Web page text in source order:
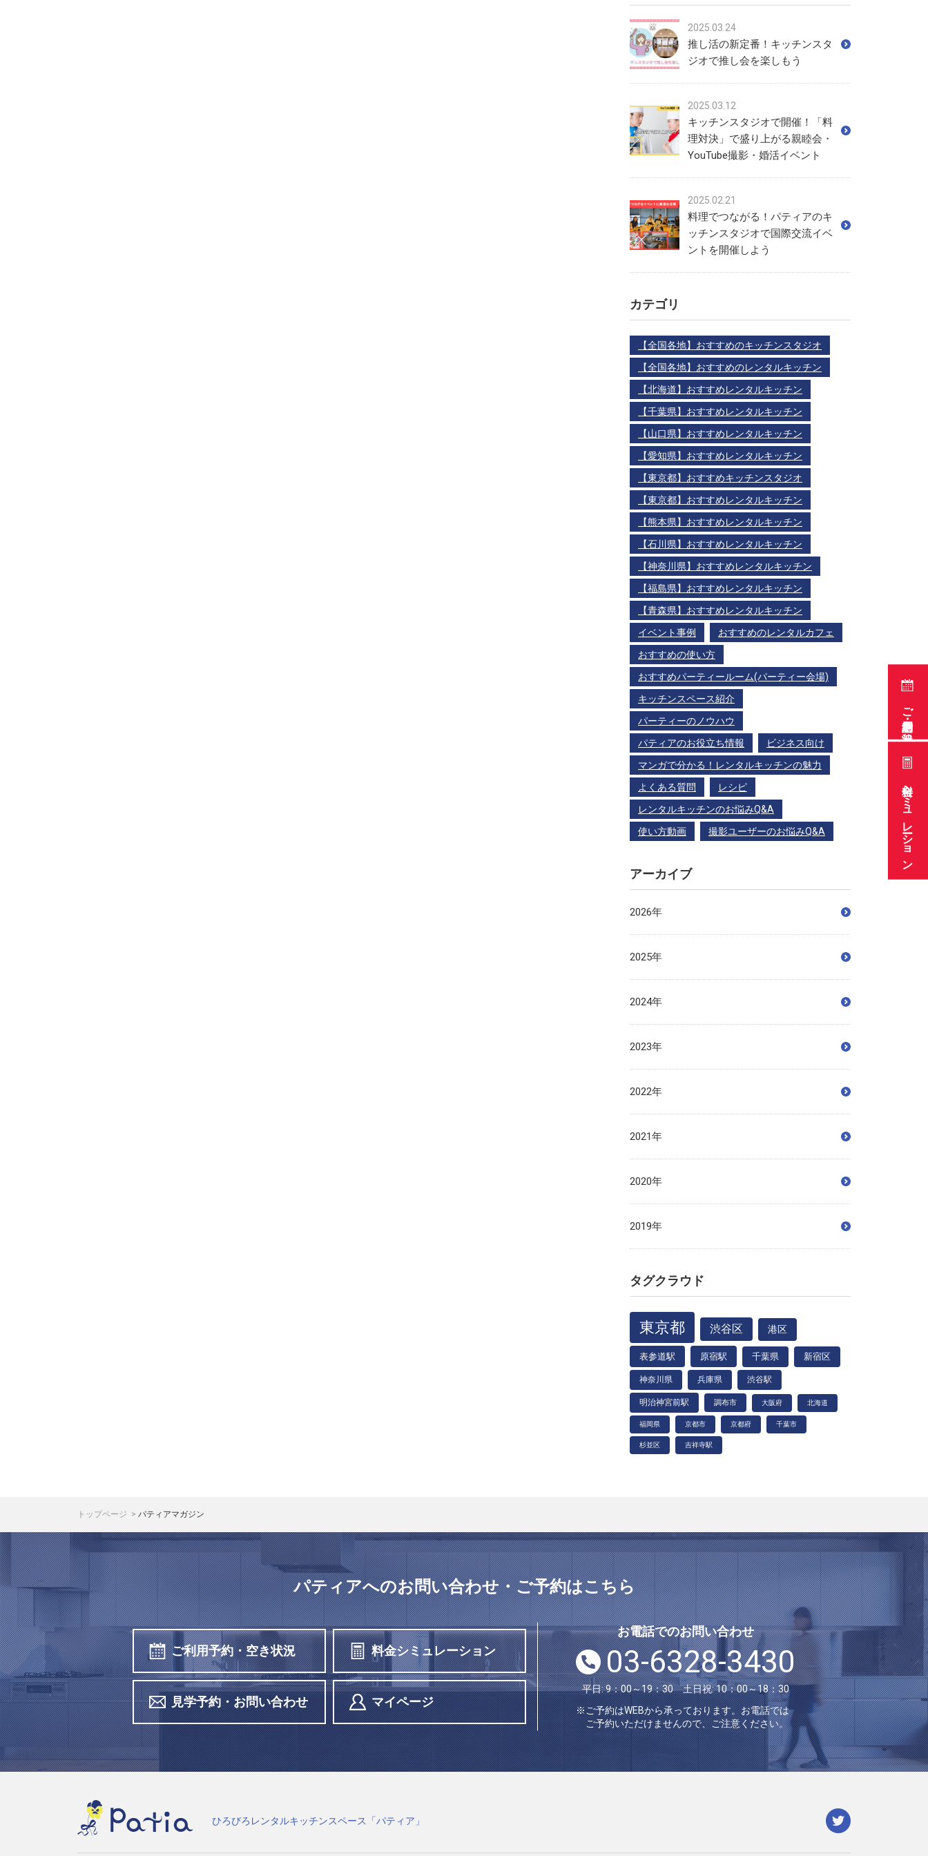
ご利用予約・空き状況
料金シミュレーション
2025.03.24
推し活の新定番！キッチンスタ
ジオで推し会を楽しもう
2025.03.12
キッチンスタジオで開催！「料
理対決」で盛り上がる親睦会・
YouTube撮影・婚活イベント
2025.02.21
料理でつながる！パティアのキ
ッチンスタジオで国際交流イベ
ントを開催しよう
カテゴリ
【全国各地】おすすめのキッチンスタジオ
【全国各地】おすすめのレンタルキッチン
【北海道】おすすめレンタルキッチン
【千葉県】おすすめレンタルキッチン
【山口県】おすすめレンタルキッチン
【愛知県】おすすめレンタルキッチン
【東京都】おすすめキッチンスタジオ
【東京都】おすすめレンタルキッチン
【熊本県】おすすめレンタルキッチン
【石川県】おすすめレンタルキッチン
【神奈川県】おすすめレンタルキッチン
【福島県】おすすめレンタルキッチン
【青森県】おすすめレンタルキッチン
イベント事例
おすすめのレンタルカフェ
おすすめの使い方
おすすめパーティールーム(パーティー会場)
キッチンスペース紹介
パーティーのノウハウ
パティアのお役立ち情報
ビジネス向け
マンガで分かる！レンタルキッチンの魅力
よくある質問
レシピ
レンタルキッチンのお悩みQ&A
使い方動画
撮影ユーザーのお悩みQ&A
アーカイブ
2026年
2025年
2024年
2023年
2022年
2021年
2020年
2019年
タグクラウド
東京都 渋谷区 港区
表参道駅 原宿駅 千葉県 新宿区
神奈川県 兵庫県 渋谷駅
明治神宮前駅 調布市 大阪府 北海道
福岡県 京都市 京都府 千葉市
杉並区 吉祥寺駅
トップページ パティアマガジン
パティアへのお問い合わせ・ご予約はこちら
ご利用予約・空き状況 料金シミュレーション
見学予約・お問い合わせ マイページ
お電話でのお問い合わせ
03-6328-3430
平日: 9：00～19：30 土日祝: 10：00～18：30
※ご予約はWEBから承っております。お電話では
ご予約いただけませんので、ご注意ください。
ひろびろレンタルキッチンスペース「パティア」